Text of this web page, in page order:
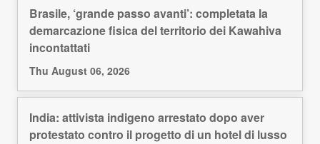
Brasile, ‘grande passo avanti’: completata la
demarcazione fisica del territorio dei Kawahiva
incontattati
Thu August 06, 2026
India: attivista indigeno arrestato dopo aver
protestato contro il progetto di un hotel di lusso